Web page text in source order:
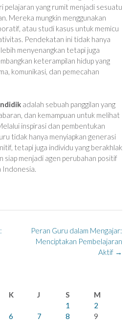
pelajaran yang rumit menjadi sesuatu
Mereka mungkin menggunakan
atau studi kasus untuk memicu
Pendekatan ini tidak hanya
menyenangkan tetapi juga
keterampilan hidup yang
komunikasi, dan pemecahan
adalah sebuah panggilan yang
dan kemampuan untuk melihat
inspirasi dan pembentukan
tidak hanya menyiapkan generasi
tetapi juga individu yang berakhlak
siap menjadi agen perubahan positif
Indonesia.
Peran Guru dalam Mengajar:
Menciptakan Pembelajaran
Aktif →
K J S
M
1
2
6 7 8
9